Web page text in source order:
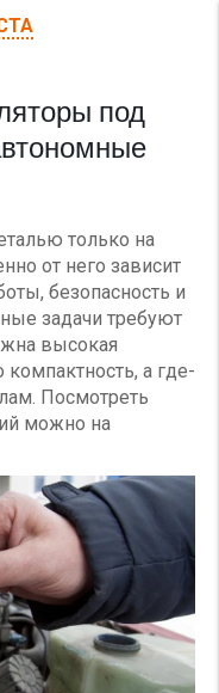
под
только на
от него зависит
безопасность и
задачи требуют
высокая
компактность, а где-
Посмотреть
можно на